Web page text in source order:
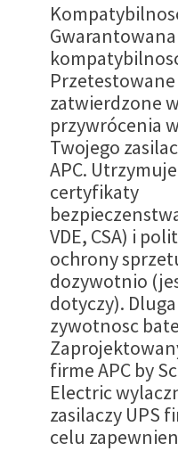
Gwarantowana
zatwierdzone
przywrócenia
Twojego
APC. Utrzymuje
certyfikaty
VDE, CSA) i
ochrony
dozywotnio
dotyczy). Dluga
zywotnosc
firme APC by
Electric
zasilaczy UPS
celu